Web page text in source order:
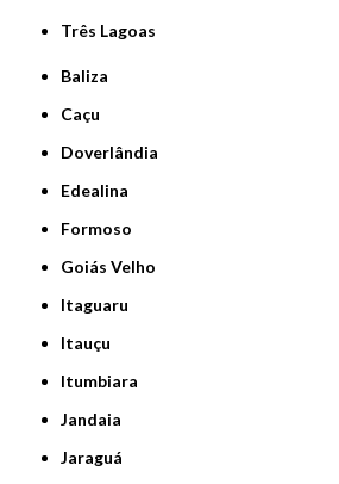
Três Lagoas
Baliza
Caçu
Doverlândia
Edealina
Formoso
Goiás Velho
Itaguaru
Itauçu
Itumbiara
Jandaia
Jaraguá